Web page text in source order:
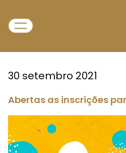
30 setembro 2021
Abertas as inscrições